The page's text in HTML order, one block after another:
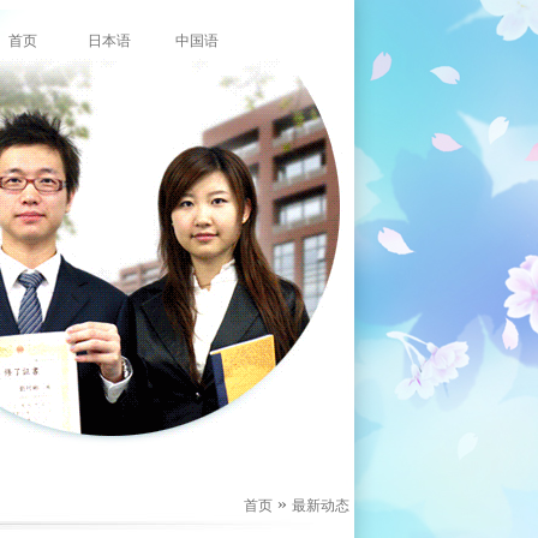
首页 日本语 中国语
首页 » 最新动态